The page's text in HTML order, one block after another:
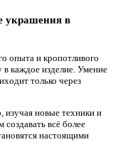
украшения в
опыта и кропотливого
каждое изделие. Умение
только через
изучая новые техники и
всё более
настоящими